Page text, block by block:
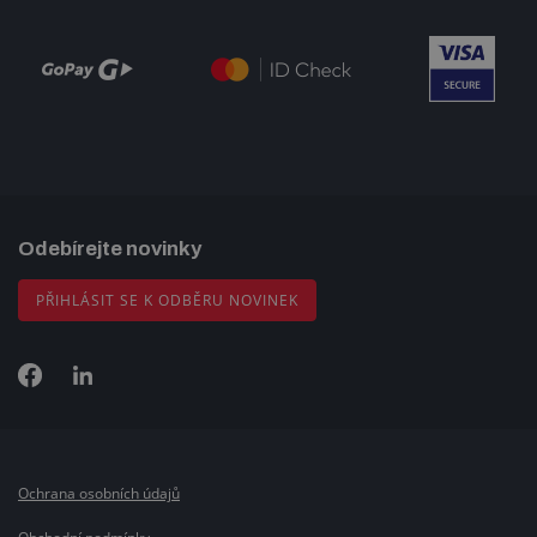
Odebírejte novinky
PŘIHLÁSIT SE K ODBĚRU NOVINEK
Ochrana osobních údajů